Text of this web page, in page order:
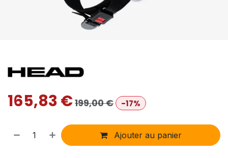
165,83€199,00€ -17%
Ajouter au panier